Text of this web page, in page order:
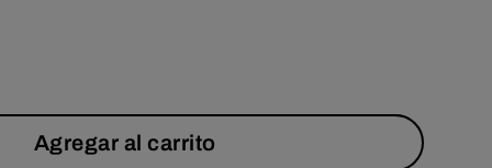
Agregar al carrito